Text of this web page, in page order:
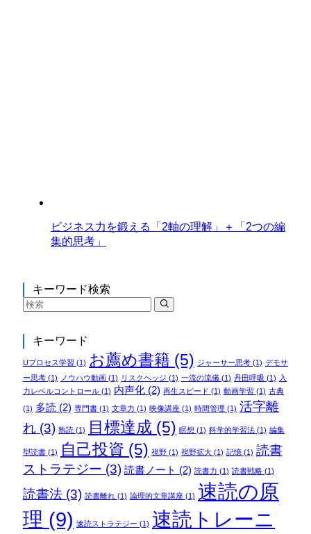
ビジネス力を鍛える「2軸の理解」＋「2つの編
集的思考」
キーワード検索
キーワード
Uプロセス学習 (1) お薦め書籍 (5) ジャーサー思考(1) デモサ
ー思考(1) ノウハウ動画(1) リスクヘッジ (1) 一流の流儀(1) 丹田呼吸 (1) 入
力レベルコントロール(1) 内声化(2) 再生スピード (1) 動画学習 (1) 古典
(1) 多読 (2) 専門書(1) 文章力 (1) 映像講座(1) 時間管理 (1) 活字離
れ(3) 熟読(1) 目標達成 (5) 瞑想 (1) 科学的学習法(1) 編集
型読書(1) 自己投資 (5) 視野(1) 視野拡大(1) 記憶(1) 読書
ストラテジー (3) 読書ノート (2) 読書力 (1) 読書戦略(1)
読書法(3) 読書離れ(1) 論理的文章講座(1) 速読の原
理 (9) 速読ストラテジー (1) 速読トレーニ